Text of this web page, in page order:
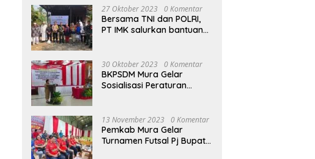
27 Oktober 2023 0 Komentar
Bersama TNI dan POLRI,
PT IMK salurkan bantuan
30 Oktober 2023 0 Komentar
BKPSDM Mura Gelar
Sosialisasi Peraturan
13 November 2023 0 Komentar
Pemkab Mura Gelar
Turnamen Futsal Pj Bupati